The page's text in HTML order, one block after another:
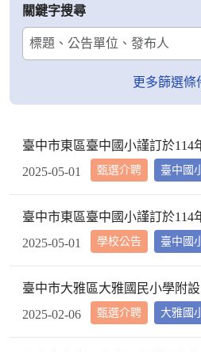
關鍵字搜尋
更多篩選條
甄選介聘 臺中國
2025-05-01
學校公告 臺中國
2025-05-01
甄選介聘 大雅國
2025-02-06